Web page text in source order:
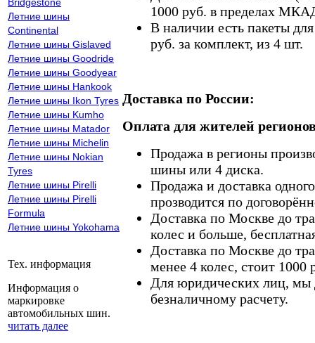
Летние шины
Continental
Летние шины Gislaved
Летние шины Goodride
Летние шины Goodyear
Летние шины Hankook
Летние шины Ikon Tyres
Летние шины Kumho
Летние шины Matador
Летние шины Michelin
Летние шины Nokian
Tyres
Летние шины Pirelli
Летние шины Pirelli
Formula
Летние шины Yokohama
Тех. информация
Информация о
маркировке
автомобильных шин.
читать далее
1000 руб. в пределах
В наличии есть пакеты
руб. за комплект, из 4 шт.
Доставка по России:
Оплата для жителей
Продажа в регионы
шины или 4 диска.
Продажа и доставка
прозводится по
Доставка по Москве до
колес и больше,
Доставка по Москве до
менее 4 колес, стоит 1000
Для юридических лиц, мы
безналичному расчету.